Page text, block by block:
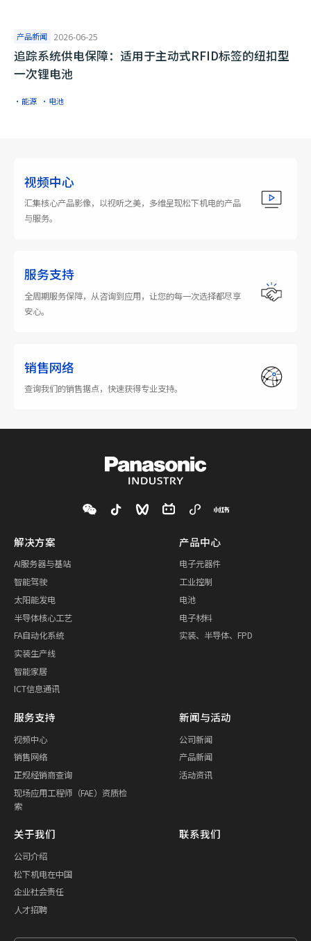
产品新闻 2026-06-25
追踪系统供电保障：适用于主动式RFID标签的纽扣型
一次锂电池
·能源 ·电池
视频中心
汇集核心产品影像，以视听之美，多维呈现松下机电的产品
与服务。
服务支持
全周期服务保障，从咨询到应用，让您的每一次选择都尽享
安心。
销售网络
查询我们的销售据点，快速获得专业支持。
解决方案
AI服务器与基站
智能驾驶
太阳能发电
半导体核心工艺
FA自动化系统
实装生产线
智能家居
ICT信息通讯
产品中心
电子元器件
工业控制
电池
电子材料
实装、半导体、FPD
服务支持
视频中心
销售网络
正规经销商查询
现场应用工程师（FAE）资质检
索
新闻与活动
公司新闻
产品新闻
活动资讯
关于我们
公司介绍
松下机电在中国
企业社会责任
人才招聘
联系我们